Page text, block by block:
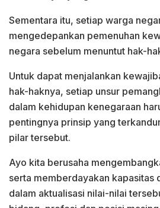
Sementara itu, setiap warga
mengedepankan pemenuhan
negara sebelum menuntut hak-
Untuk dapat menjalankan
hak-haknya, setiap unsur
dalam kehidupan kenegaraan
pentingnya prinsip yang
pilar tersebut.
Ayo kita berusaha
serta memberdayakan kapasitas
dalam aktualisasi nilai-nilai